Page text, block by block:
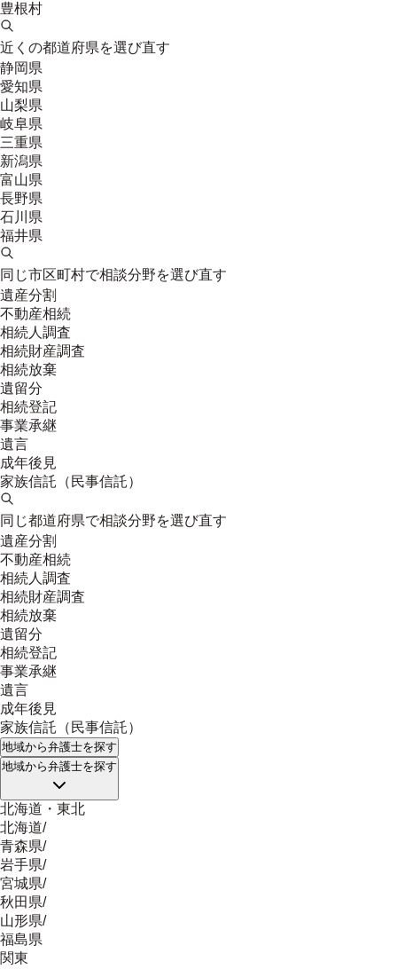
豊根村
近くの都道府県を選び直す
静岡県
愛知県
山梨県
岐阜県
三重県
新潟県
富山県
長野県
石川県
福井県
同じ市区町村で相談分野を選び直す
遺産分割
不動産相続
相続人調査
相続財産調査
相続放棄
遺留分
相続登記
事業承継
遺言
成年後見
家族信託（民事信託）
同じ都道府県で相談分野を選び直す
遺産分割
不動産相続
相続人調査
相続財産調査
相続放棄
遺留分
相続登記
事業承継
遺言
成年後見
家族信託（民事信託）
地域から弁護士を探す
地域から弁護士を探す
北海道・東北
北海道/
青森県/
岩手県/
宮城県/
秋田県/
山形県/
福島県
関東